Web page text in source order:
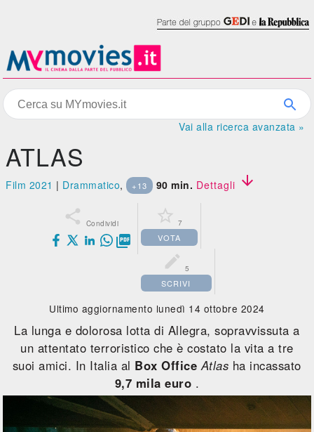
Vai alla ricerca avanzata »
ATLAS
Film 2021 | Drammatico, +13 90 min. Dettagli 
 Condividi

 7
VOTA
 5
SCRIVI
Ultimo aggiornamento lunedì 14 ottobre 2024
La lunga e dolorosa lotta di Allegra, sopravvissuta a
un attentato terroristico che è costato la vita a tre
suoi amici. In Italia al Box Office Atlas ha incassato
9,7 mila euro .